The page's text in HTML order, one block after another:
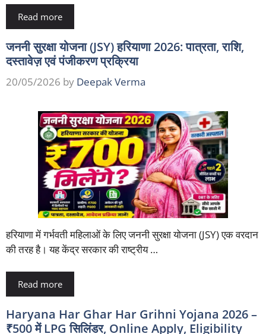
Read more
जननी सुरक्षा योजना (JSY) हरियाणा 2026: पात्रता, राशि,
दस्तावेज़ एवं पंजीकरण प्रक्रिया
20/05/2026 by Deepak Verma
हरियाणा में गर्भवती महिलाओं के लिए जननी सुरक्षा योजना (JSY) एक वरदान
की तरह है। यह केंद्र सरकार की राष्ट्रीय …
Read more
Haryana Har Ghar Har Grihni Yojana 2026 –
₹500 में LPG सिलिंडर, Online Apply, Eligibility